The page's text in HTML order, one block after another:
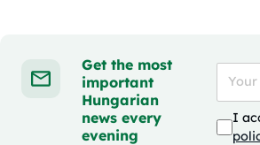
Get the most
important
Hungarian
news every
evening
I